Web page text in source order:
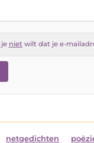
je nietwilt dat je e-
netgedichten